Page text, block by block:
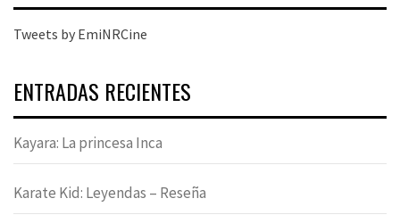
Tweets by EmiNRCine
ENTRADAS RECIENTES
Kayara: La princesa Inca
Karate Kid: Leyendas – Reseña